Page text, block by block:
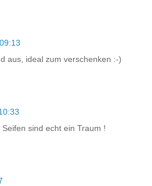
aus, ideal zum verschenken :-)
sind echt ein Traum !